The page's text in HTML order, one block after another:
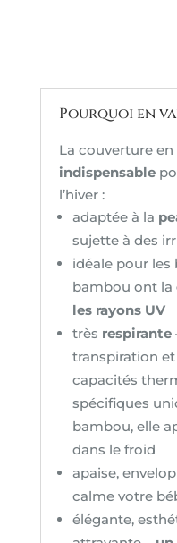
Pourquoi en
La couverture
indispensable
l’hiver :
adaptée à la
sujette à des
idéale pour les
bambou ont la
les rayons UV
très respirante
transpiration
capacités
spécifiques
bambou, elle
dans le froid
apaise,
calme votre
élégante,